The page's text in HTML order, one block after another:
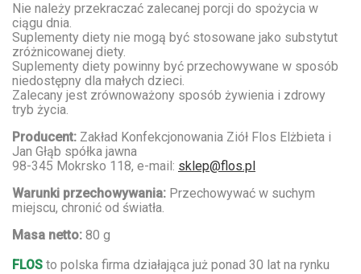
Nie należy przekraczać zalecanej porcji do spożycia w
ciągu dnia.
Suplementy diety nie mogą być stosowane jako substytut
zróżnicowanej diety.
Suplementy diety powinny być przechowywane w sposób
niedostępny dla małych dzieci.
Zalecany jest zrównoważony sposób żywienia i zdrowy
tryb życia.
Producent: Zakład Konfekcjonowania Ziół Flos Elżbieta i
Jan Głąb spółka jawna
98-345 Mokrsko 118, e-mail: sklep@flos.pl
Warunki przechowywania: Przechowywać w suchym
miejscu, chronić od światła.
Masa netto: 80 g
FLOS to polska firma działająca już ponad 30 lat na rynku